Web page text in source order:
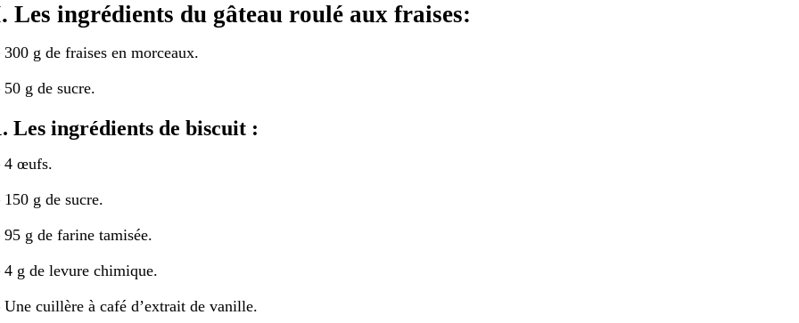
Les ingrédients du gâteau roulé aux fraises:
300 g de fraises en morceaux.
50 g de sucre.
Les ingrédients de biscuit :
4 œufs.
150 g de sucre.
95 g de farine tamisée.
4 g de levure chimique.
Une cuillère à café d’extrait de vanille.